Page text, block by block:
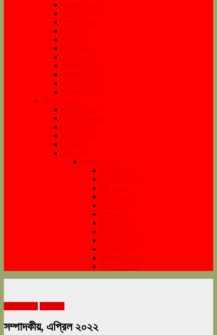
ফেব্রুয়ারি ২০২২
মার্চ ২০২২
এপ্রিল ২০২২
মে ২০২২
জুন ২০২২
জুলাই ২০২২
আগস্ট ২০২২
সেপ্টেম্বর ২০২২
অক্টোবর ২০২২
নভেম্বর ২০২২
ডিসেম্বর ২০২২
সংরক্ষণ ২০২৩
জানুয়ারি ২০২৩
ফেব্রুয়ারি ২০২৩
মার্চ ২০২৩
এপ্রিল ২০২৩
মে ২০২৩
জুন ২০২৩
সংরক্ষণ ২০২৪
জানুয়ারি ২০২৪
ফেব্রুয়ারি ২০২৪
মার্চ ২০২৪
এপ্রিল ২০২৪
মে ২০২৪
জুন ২০২৪
জুলাই ২০২৪
আগস্ট ২০২৪
সেপ্টেম্বর ২০২৪
অক্টোবর ২০২৪
নভেম্বর ২০২৪
ডিসেম্বর ২০২৪
সম্পাদকীয়, এপ্রিল ২০২২